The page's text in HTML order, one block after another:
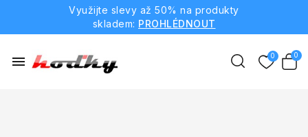
Využijte slevy až 50% na produkty
skladem: PROHLÉDNOUT
menu